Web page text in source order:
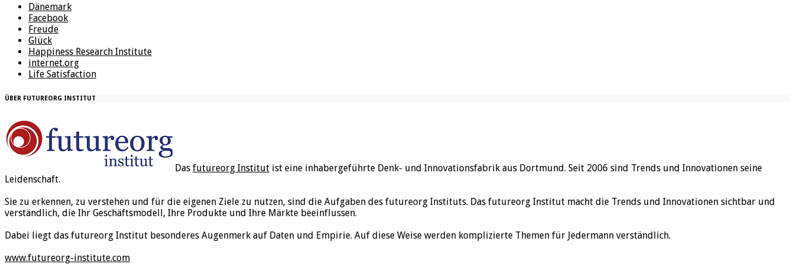
Dänemark
Facebook
Freude
Glück
Happiness Research Institute
internet.org
Life Satisfaction
ÜBER FUTUREORG INSTITUT
Das futureorg Institut ist eine inhabergeführte Denk- und Innovationsfabrik aus Dortmund. Seit 2006 sind Trends und Innovationen seine
Leidenschaft.
Sie zu erkennen, zu verstehen und für die eigenen Ziele zu nutzen, sind die Aufgaben des futureorg Instituts. Das futureorg Institut macht die Trends und Innovationen sichtbar und
verständlich, die Ihr Geschäftsmodell, Ihre Produkte und Ihre Märkte beeinflussen.
Dabei liegt das futureorg Institut besonderes Augenmerk auf Daten und Empirie. Auf diese Weise werden komplizierte Themen für Jedermann verständlich.
www.futureorg-institute.com